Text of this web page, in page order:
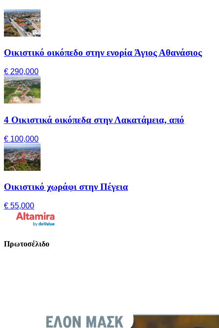
Οικιστικό οικόπεδο στην ενορία Άγιος Αθανάσιος
€ 290,000
4 Οικιστικά οικόπεδα στην Λακατάμεια, από
€ 100,000
Οικιστικό χωράφι στην Πέγεια
€ 55,000
Πρωτοσέλιδο